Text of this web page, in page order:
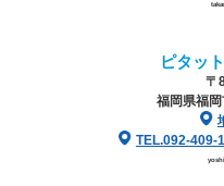
ピタッ
〒
福岡県福
TEL.092-409-